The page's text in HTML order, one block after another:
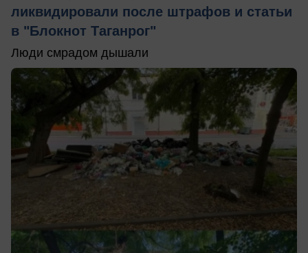
ликвидировали после штрафов и статьи
в "Блокнот Таганрог"
Люди смрадом дышали